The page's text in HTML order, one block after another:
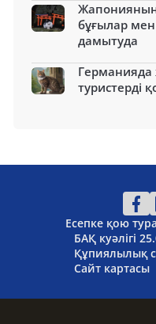
бұғылар
дамытуда
туристерді
Есепке қою
БАҚ куәлігі
Құпиялылық
Сайт картасы